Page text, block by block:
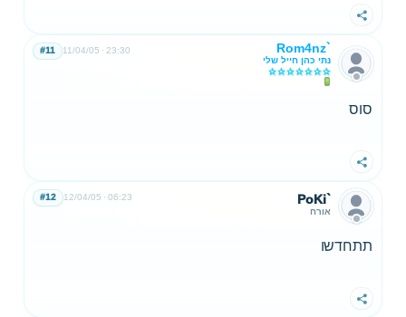
שתף
Rom4nz`
נתי כהן חייל שלי
11/04/05 23:30
#11
סוס
שתף
PoKi`
אורח
12/04/05 06:23
#12
תתחדשו
שתף